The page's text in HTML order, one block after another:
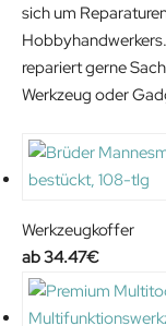
sich um
repariert gerne
Werkzeug oder
Werkzeugkoffer
34.47€